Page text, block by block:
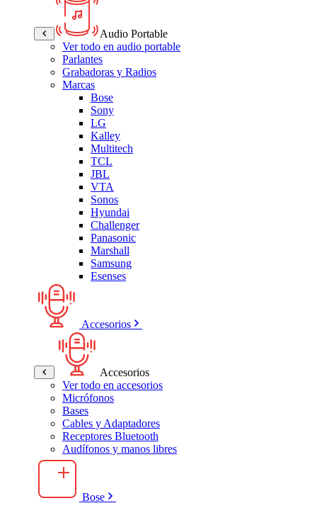
Audio Portable
Ver todo en audio portable
Parlantes
Grabadoras y Radios
Marcas
Bose
Sony
LG
Kalley
Multitech
TCL
JBL
VTA
Sonos
Hyundai
Challenger
Panasonic
Marshall
Samsung
Esenses
Accesorios
Accesorios
Ver todo en accesorios
Micrófonos
Bases
Cables y Adaptadores
Receptores Bluetooth
Audífonos y manos libres
Bose